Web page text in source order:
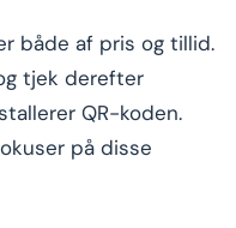
både af pris og tillid.
tjek derefter
QR-koden.
på disse